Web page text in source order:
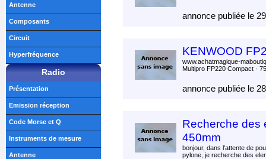
annonce publiée le
KENWOOD
www.achatmagique-
Multipro FP220 Compact ·
annonce publiée le
Recherche des
450mm
bonjour, dans l'attente de
pylone, je recherche des
Antenne
Composants
Circuit
Hyperfréquence
Radio
Présentation
Emission réception
Code Morse et Q
Instruments de mesure
Antenne